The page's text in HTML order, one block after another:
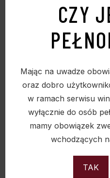
CZY
Mając na uwadze
oraz dobro
w ramach serwisu
wyłącznie do osób
mamy obowiązek
wchodzących
TAK
ZAMÓWIENIA